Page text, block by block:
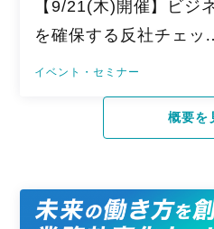
【9/21(木)開催】ビジ
を確保する反社チェッ
イベント・セミナー
概要を